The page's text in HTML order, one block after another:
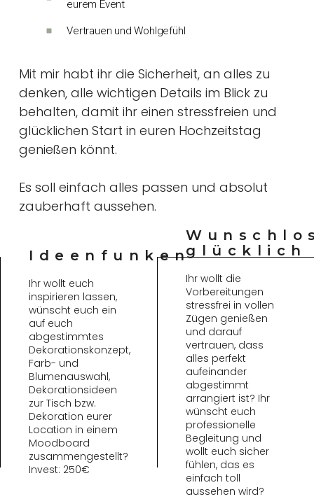
eurem Event
Vertrauen und Wohlgefühl
Mit mir habt ihr die Sicherheit, an alles zu
denken, alle wichtigen Details im Blick zu
behalten, damit ihr einen stressfreien und
glücklichen Start in euren Hochzeitstag
genießen könnt.
Es soll einfach alles passen und absolut
zauberhaft aussehen.
Ideenfunken
Ihr wollt euch
inspirieren lassen,
wünscht euch ein
auf euch
abgestimmtes
Dekorationskonzept,
Farb- und
Blumenauswahl,
Dekorationsideen
zur Tisch bzw.
Dekoration eurer
Location in einem
Moodboard
zusammengestellt?
Invest: 250€
Termin
vereinbaren
glücklich
Ihr wollt die
Vorbereitungen
stressfrei in vollen
Zügen genießen
und darauf
vertrauen, dass
alles perfekt
aufeinander
abgestimmt
arrangiert ist? Ihr
wünscht euch
professionelle
Begleitung und
wollt euch sicher
fühlen, das es
einfach toll
aussehen wird?
Termin
vereinbaren